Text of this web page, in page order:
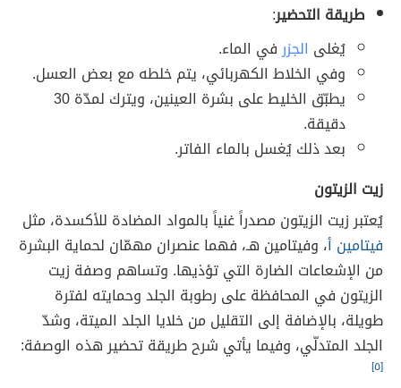
طريقة التحضير:
يُغلى الجزرفي الماء.
وفي الخلاط الكهربائي، يتم خلطه مع بعض العسل.
يطبّق الخليط على بشرة العينين، ويترك لمدّة 30
دقيقة.
بعد ذلك يُغسل بالماء الفاتر.
زيت الزيتون
يُعتبر زيت الزيتون مصدراً غنياً بالمواد المضادة للأكسدة، مثل
فيتامين أ، وفيتامين هـ، فهما عنصران مهمّان لحماية البشرة
من الإشعاعات الضارة التي تؤذيها. وتساهم وصفة زيت
الزيتون في المحافظة على رطوبة الجلد وحمايته لفترة
طويلة، بالإضافة إلى التقليل من خلايا الجلد الميتة، وشدّ
الجلد المتدلّي، وفيما يأتي شرح طريقة تحضير هذه الوصفة:
[٥]